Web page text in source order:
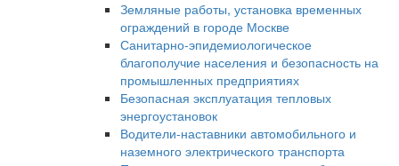
Земляные работы, установка временных
ограждений в городе Москве
Санитарно-эпидемиологическое
благополучие населения и безопасность на
промышленных предприятиях
Безопасная эксплуатация тепловых
энергоустановок
Водители-наставники автомобильного и
наземного электрического транспорта